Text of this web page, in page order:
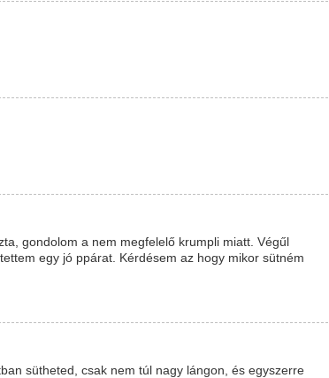
gondolom a nem megfelelő krumpli miatt. Végűl
egy jó ppárat. Kérdésem az hogy mikor sütném
sütheted, csak nem túl nagy lángon, és egyszerre